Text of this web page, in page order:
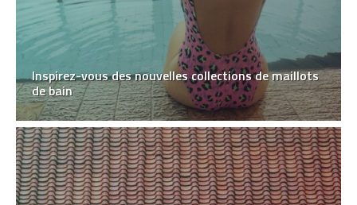
Inspirez-vous des nouvelles collections de maillots
de bain